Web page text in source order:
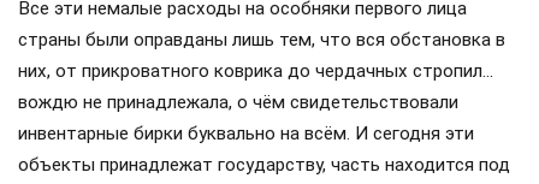
Все эти немалые расходы на особняки первого лица
страны были оправданы лишь тем, что вся обстановка в
них, от прикроватного коврика до чердачных стропил…
вождю не принадлежала, о чём свидетельствовали
инвентарные бирки буквально на всём. И сегодня эти
объекты принадлежат государству, часть находится под